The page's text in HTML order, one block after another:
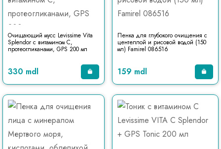
Очищающий мусс Levissime Vita
Splendor с витамином С,
протеогликанами, GPS 200 мл
330 mdl
Пенка для глубокого очищения с
центеллой и рисовой водой (150
мл) Famirel 086516
159 mdl